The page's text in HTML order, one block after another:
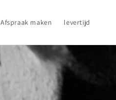
Afspraak maken levertijd